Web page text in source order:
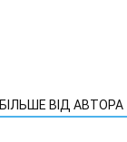
БІЛЬШЕ ВІД АВТОРА